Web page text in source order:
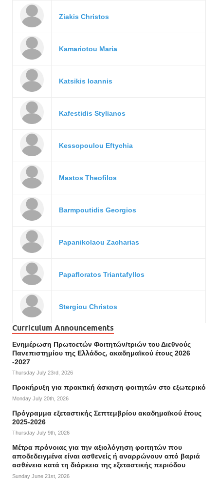
Ziakis Christos
Kamariotou Maria
Katsikis Ioannis
Kafestidis Stylianos
Kessopoulou Eftychia
Mastos Theofilos
Barmpoutidis Georgios
Papanikolaou Zacharias
Papafloratos Triantafyllos
Stergiou Christos
Curriculum Announcements
Ενημέρωση Πρωτοετών Φοιτητών/τριών του Διεθνούς
Πανεπιστημίου της Ελλάδος, ακαδημαϊκού έτους 2026
-2027
Thursday July 23rd, 2026
Προκήρυξη για πρακτική άσκηση φοιτητών στο εξωτερικό
Monday July 20th, 2026
Πρόγραμμα εξεταστικής Σεπτεμβρίου ακαδημαϊκού έτους
2025-2026
Thursday July 9th, 2026
Mέτρα πρόνοιας για την αξιολόγηση φοιτητών που
αποδεδειγμένα είναι ασθενείς ή αναρρώνουν από βαριά
ασθένεια κατά τη διάρκεια της εξεταστικής περιόδου
Sunday June 21st, 2026